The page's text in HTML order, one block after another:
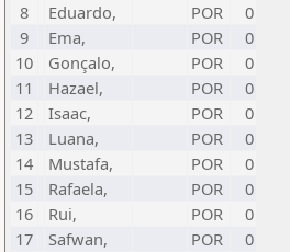
8
Eduardo, POR
0
9
Ema, POR
0
10
Gonçalo, POR
0
11
Hazael, POR
0
12
Isaac, POR
0
13
Luana, POR
0
14
Mustafa, POR
0
15
Rafaela, POR
0
16
Rui, POR
0
17
Safwan, POR
0